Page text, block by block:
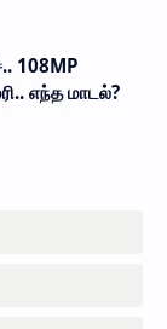
108MP
எந்த மாடல்?